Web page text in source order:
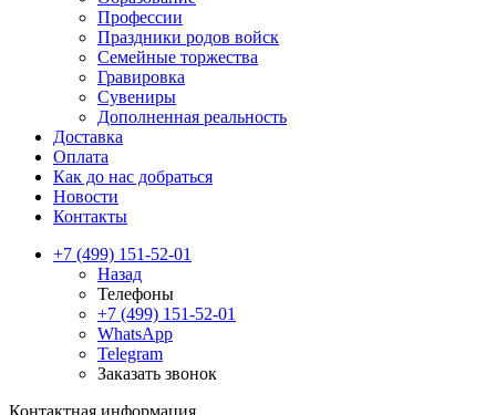
Профессии
Праздники родов войск
Семейные торжества
Гравировка
Сувениры
Дополненная реальность
Доставка
Оплата
Как до нас добраться
Новости
Контакты
+7 (499) 151-52-01
Назад
Телефоны
+7 (499) 151-52-01
WhatsApp
Telegram
Заказать звонок
Контактная информация